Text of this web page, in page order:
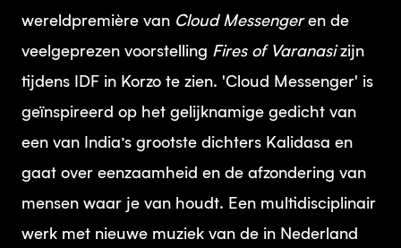
wereldpremière van Cloud Messengeren de
veelgeprezen voorstelling Fires of Varanasizijn
tijdens IDF in Korzo te zien. 'Cloud Messenger' is
geïnspireerd op het gelijknamige gedicht van
een van India’s grootste dichters Kalidasa en
gaat over eenzaamheid en de afzondering van
mensen waar je van houdt. Een multidisciplinair
werk met nieuwe muziek van de in Nederland